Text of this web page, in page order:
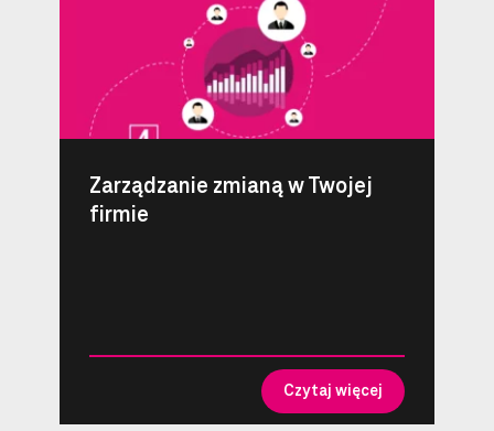
Zarządzanie zmianą w Twojej
firmie
Czytaj więcej